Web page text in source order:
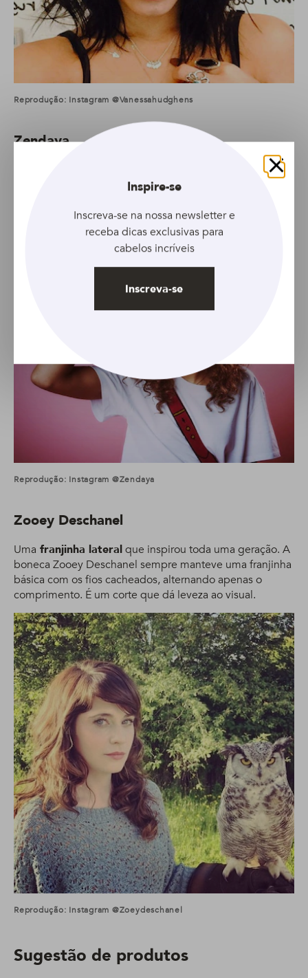
Reprodução: Instagram @vanessahudghens
Zendaya
Cacheada não pode ter franja? Mentira! A atriz e cantora
franjas cacheadas
você preferir, com fios mais lisos ou definidos e
cacheados. A mesma regra vale para os cabelos crespos!
Reprodução: Instagram @zendaya
Zooey Deschanel
Uma franjinha lateralque inspirou toda uma geração. A
boneca Zooey Deschanel sempre manteve uma franjinha
básica com os fios cacheados, alternando apenas o
comprimento. É um corte que dá leveza ao visual.
Reprodução: Instagram @zoeydeschanel
Sugestão de produtos
Fechar
Inspire-se
Inscreva-se na nossa newsletter e
receba dicas exclusivas para
cabelos incríveis
Inscreva-se